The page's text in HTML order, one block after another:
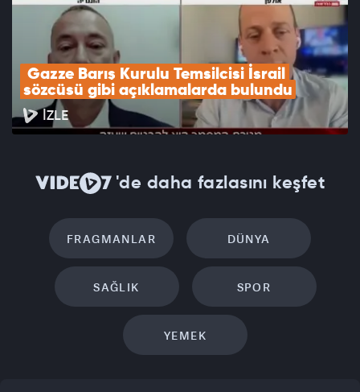
sözcüsü gibi açıklamalarda bulundu
İZLE
'de daha fazlasını keşfet
FRAGMANLAR DÜNYA
SAĞLIK SPOR
YEMEK